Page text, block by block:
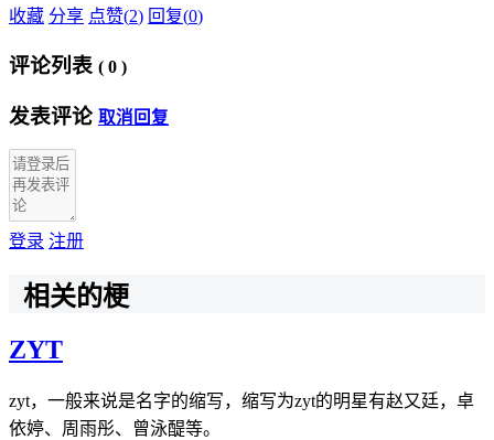
收藏 分享 点赞(2) 回复(0)
评论列表 ( 0 )
发表评论 取消回复
登录 注册
相关的梗
ZYT
zyt，一般来说是名字的缩写，缩写为zyt的明星有赵又廷，卓
依婷、周雨彤、曾泳醍等。